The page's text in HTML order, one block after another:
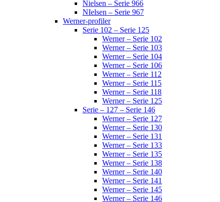
Nielsen – Serie 966
NIelsen – Serie 967
Werner-profiler
Serie 102 – Serie 125
Werner – Serie 102
Werner – Serie 103
Werner – Serie 104
Werner – Serie 106
Werner – Serie 112
Werner – Serie 115
Werner – Serie 118
Werner – Serie 125
Serie – 127 – Serie 146
Werner – Serie 127
Werner – Serie 130
Werner – Serie 131
Werner – Serie 133
Werner – Serie 135
Werner – Serie 138
Werner – Serie 140
Werner – Serie 141
Werner – Serie 145
Werner – Serie 146